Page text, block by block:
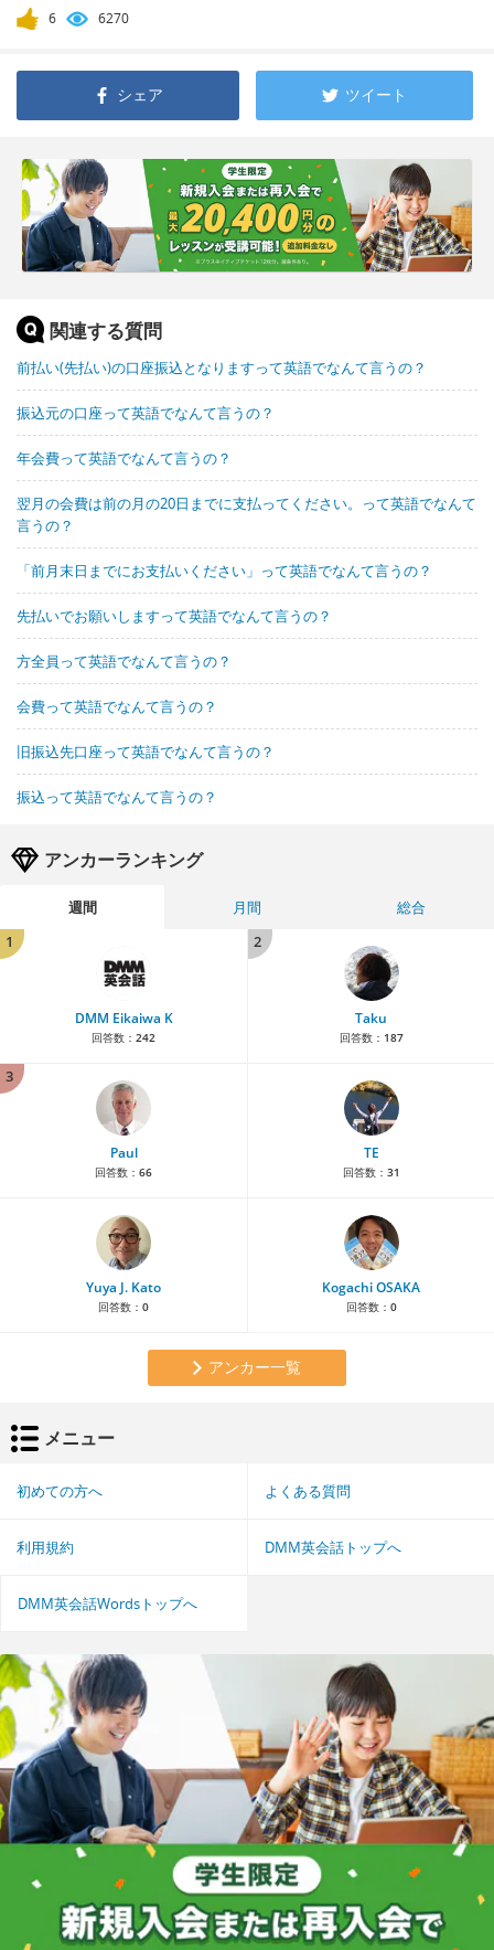
6 6270
シェア ツイート
関連する質問
前払い(先払い)の口座振込となりますって英語でなんて言うの？
振込元の口座って英語でなんて言うの？
年会費って英語でなんて言うの？
翌月の会費は前の月の20日までに支払ってください。って英語でなんて
言うの？
「前月末日までにお支払いください」って英語でなんて言うの？
先払いでお願いしますって英語でなんて言うの？
方全員って英語でなんて言うの？
会費って英語でなんて言うの？
旧振込先口座って英語でなんて言うの？
振込って英語でなんて言うの？
アンカーランキング
週間 月間
総合
1
DMM Eikaiwa K
回答数： 242
2
Taku
回答数： 187
3
Paul
回答数： 66
TE
回答数： 31
Yuya J. Kato
回答数： 0
Kogachi OSAKA
回答数： 0
アンカー一覧
メニュー
初めての方へ よくある質問
利用規約 DMM英会話トップへ
DMM英会話Wordsトップへ